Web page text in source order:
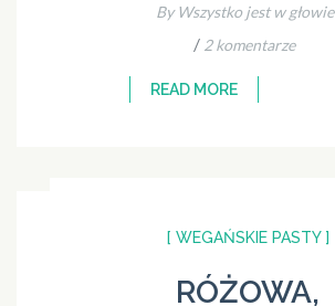
By Wszystko jest w głowie
/ 2 komentarze
READ MORE
[ WEGAŃSKIE PASTY ]
RÓŻOWA,